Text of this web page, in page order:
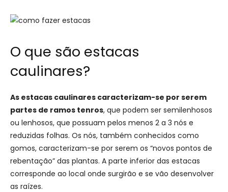
O que são estacas
caulinares?
As estacas caulinares caracterizam-se por serem
partes de ramos tenros, que podem ser semilenhosos
ou lenhosos, que possuam pelos menos 2 a 3 nós e
reduzidas folhas. Os nós, também conhecidos como
gomos, caracterizam-se por serem os “novos pontos de
rebentação” das plantas. A parte inferior das estacas
corresponde ao local onde surgirão e se vão desenvolver
as raízes.